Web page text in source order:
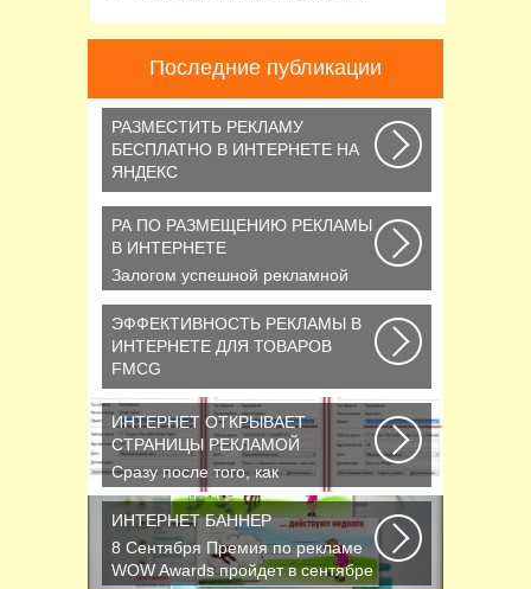
Последние публикации
РАЗМЕСТИТЬ РЕКЛАМУ
БЕСПЛАТНО В ИНТЕРНЕТЕ НА
ЯНДЕКС
раскрутке сайта на все случаи
жизни или как продвинуть...
РА ПО РАЗМЕЩЕНИЮ РЕКЛАМЫ
В ИНТЕРНЕТЕ
Залогом успешной рекламной
грамотный подбор...
ЭФФЕКТИВНОСТЬ РЕКЛАМЫ В
ИНТЕРНЕТЕ ДЛЯ ТОВАРОВ
FMCG
В конце января 2015 года СМИ
сообщали, что на фоне
ухудшения экономической...
ИНТЕРНЕТ ОТКРЫВАЕТ
СТРАНИЦЫ РЕКЛАМОЙ
Сразу после того, как
пользователь запустит браузер,
откроется домашняя...
ИНТЕРНЕТ БАННЕР
8 Сентября Премия по рекламе
WOW Awards пройдет в сентябре